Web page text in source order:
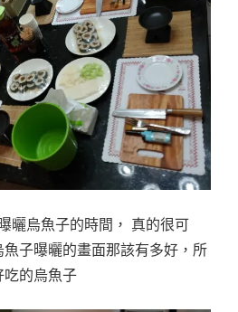
曬烏魚子的時間， 真的很可
子曝曬的畫面那該有多好，所
吃的烏魚子